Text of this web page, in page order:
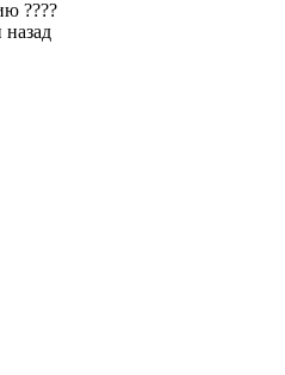
????
назад